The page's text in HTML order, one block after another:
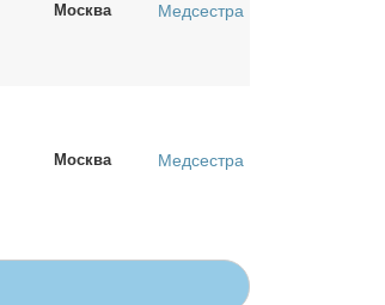
Москва Медсестра
Москва Медсестра